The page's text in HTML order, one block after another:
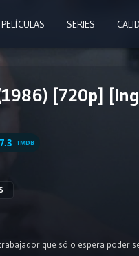
PELÍCULAS SERIES
[720p]
7.3 TMDB
que sólo espera poder